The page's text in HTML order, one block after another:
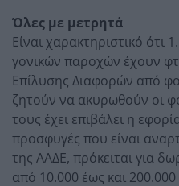
Όλες με μετρητά
Είναι χαρακτηριστικό ότι
γονικών παροχών έχουν
Επίλυσης Διαφορών από
ζητούν να ακυρωθούν οι
τους έχει επιβάλει η
προσφυγές που είναι
της ΑΑΔΕ, πρόκειται για
από 10.000 έως και